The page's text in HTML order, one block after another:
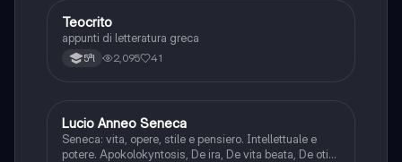
Greco
Teocrito
appunti di letteratura greca
5ªl 2,095 41
Latino
Lucio Anneo Seneca
Seneca: vita, opere, stile e pensiero. Intellettuale e
potere. Apokolokyntosis, De ira, De vita beata, De otio,